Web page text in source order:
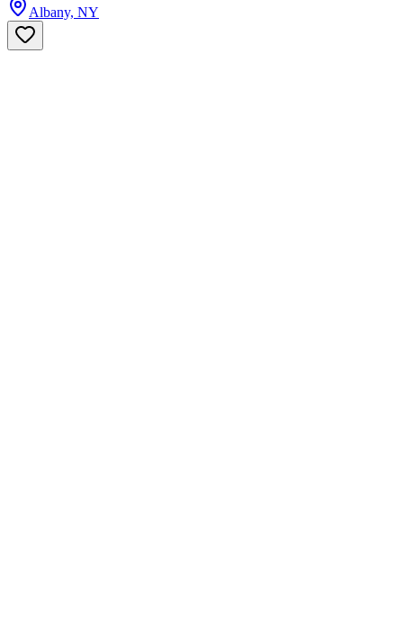
Albany, NY